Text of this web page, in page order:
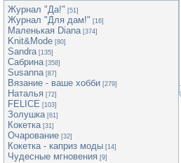
Журнал "Да!" [51]
Журнал "Для дам!" [16]
Маленькая Diana [374]
Knit&Mode [80]
Sandra [135]
Сабрина [358]
Susanna [87]
Вязание - ваше хобби [279]
Наталья [72]
FELICE [103]
Золушка [61]
Кокетка [31]
Очарование [32]
Кокетка - каприз моды [14]
Чудесные мгновения [9]